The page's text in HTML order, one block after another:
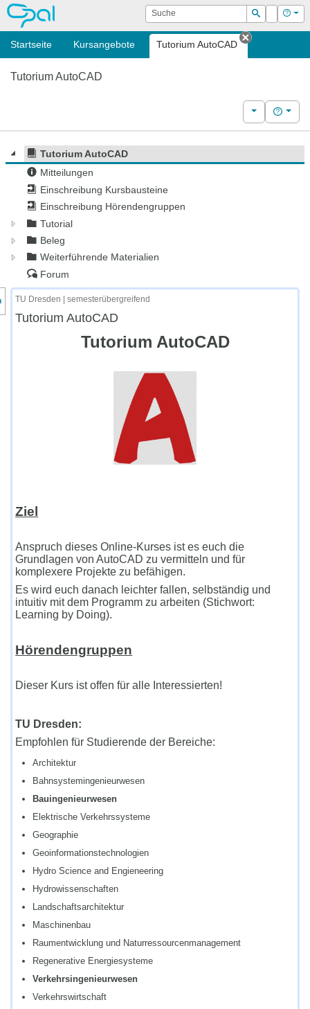
OPAL Suche
Suchen
Login Hilfe
Startseite Kursangebote Tutorium AutoCAD
Tab
Tutorium AutoCAD
WeitereHilfe
Tutorium AutoCAD
Mitteilungen
Einschreibung Kursbausteine
Einschreibung Hörendengruppen
Tutorial
Beleg
Weiterführende Materialien
Forum
des Kursmenüs
TU Dresden | semesterübergreifend
Tutorium AutoCAD
Tutorium AutoCAD
Ziel
Anspruch dieses Online-Kurses ist es euch die
Grundlagen von AutoCAD zu vermitteln und für
komplexere Projekte zu befähigen.
Es wird euch danach leichter fallen, selbständig und
intuitiv mit dem Programm zu arbeiten (Stichwort:
Learning by Doing).
Hörendengruppen
Dieser Kurs ist offen für alle Interessierten!
TU Dresden:
Empfohlen für Studierende der Bereiche:
Architektur
Bahnsystemingenieurwesen
Bauingenieurwesen
Elektrische Verkehrssysteme
Geographie
Geoinformationstechnologien
Hydro Science and Engieneering
Hydrowissenschaften
Landschaftsarchitektur
Maschinenbau
Raumentwicklung und Naturressourcenmanagement
Regenerative Energiesysteme
Verkehrsingenieurwesen
Verkehrswirtschaft